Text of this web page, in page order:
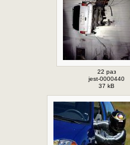
22 раз
jest-0000440
37 kB